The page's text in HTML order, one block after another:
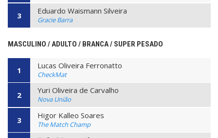
3 Eduardo Waismann Silveira
Gracie Barra
MASCULINO / ADULTO / BRANCA / SUPER PESADO
1 Lucas Oliveira Ferronatto
CheckMat
2 Yuri Oliveira de Carvalho
Nova União
3 Higor Kalleo Soares
The Match Champ